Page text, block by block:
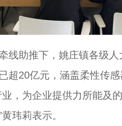
助推下，姚庄镇各级人
超20亿元，涵盖柔性传
，为企业提供力所能及
玮莉表示。